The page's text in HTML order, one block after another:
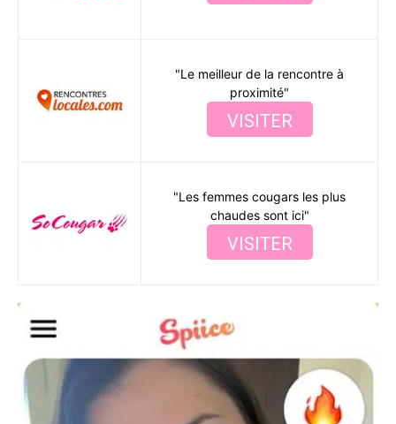
"Le meilleur de la rencontre à
proximité"
VISITER
"Les femmes cougars les plus
chaudes sont ici"
VISITER